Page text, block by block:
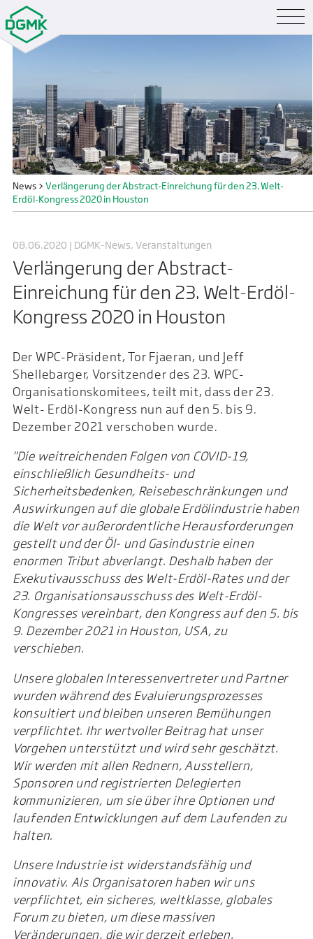
News> Verlängerung der Abstract-Einreichung für den 23. Welt-
Erdöl-Kongress 2020 in Houston
08.06.2020 | DGMK-News, Veranstaltungen
Verlängerung der Abstract-
Einreichung für den 23. Welt-Erdöl-
Kongress 2020 in Houston
Der WPC-Präsident, Tor Fjaeran, und Jeff
Shellebarger, Vorsitzender des 23. WPC-
Organisationskomitees, teilt mit, dass der 23.
Welt- Erdöl-Kongress nun auf den 5. bis 9.
Dezember 2021 verschoben wurde.
"Die weitreichenden Folgen von COVID-19,
einschließlich Gesundheits- und
Sicherheitsbedenken, Reisebeschränkungen und
Auswirkungen auf die globale Erdölindustrie haben
die Welt vor außerordentliche Herausforderungen
gestellt und der Öl- und Gasindustrie einen
enormen Tribut abverlangt. Deshalb haben der
Exekutivausschuss des Welt-Erdöl-Rates und der
23. Organisationsausschuss des Welt-Erdöl-
Kongresses vereinbart, den Kongress auf den 5. bis
9. Dezember 2021 in Houston, USA, zu
verschieben.
Unsere globalen Interessenvertreter und Partner
wurden während des Evaluierungsprozesses
konsultiert und bleiben unseren Bemühungen
verpflichtet. Ihr wertvoller Beitrag hat unser
Vorgehen unterstützt und wird sehr geschätzt.
Wir werden mit allen Rednern, Ausstellern,
Sponsoren und registrierten Delegierten
kommunizieren, um sie über ihre Optionen und
laufenden Entwicklungen auf dem Laufenden zu
halten.
Unsere Industrie ist widerstandsfähig und
innovativ. Als Organisatoren haben wir uns
verpflichtet, ein sicheres, weltklasse, globales
Forum zu bieten, um diese massiven
Veränderungen, die wir derzeit erleben,